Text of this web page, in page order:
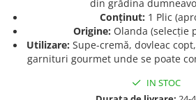
Seminte de Ierburi
Seminte de Legume/Fructe
din grădina
Conținut: 1 Plic
Origine: Olanda (selecție
Utilizare: Supe-cremă, dovleac
garnituri gourmet unde se poate
IN STOC